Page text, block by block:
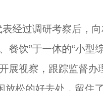
经过调研考察后，向
餐饮”于一体的“小型
展视察，跟踪监督办
放松的好去处，留住